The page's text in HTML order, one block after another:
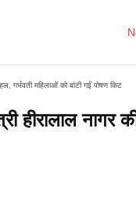
गर्भवती महिलाओं को बांटी गईं पोषण किट
हीरालाल नागर